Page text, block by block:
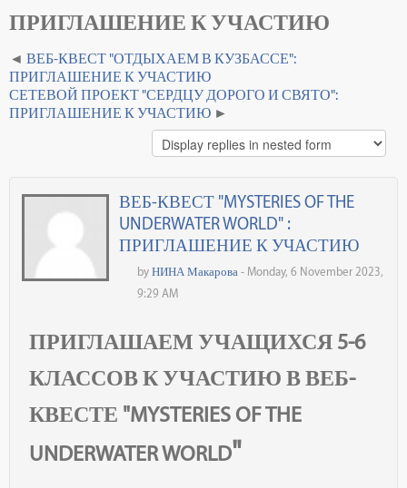
ПРИГЛАШЕНИЕ К УЧАСТИЮ
ВЕБ-КВЕСТ "ОТДЫХАЕМ В КУЗБАССЕ":
ПРИГЛАШЕНИЕ К УЧАСТИЮ
СЕТЕВОЙ ПРОЕКТ "СЕРДЦУ ДОРОГО И СВЯТО":
ПРИГЛАШЕНИЕ К УЧАСТИЮ
ВЕБ-КВЕСТ "MYSTERIES OF THE
UNDERWATER WORLD" :
ПРИГЛАШЕНИЕ К УЧАСТИЮ
by НИНА Макарова - Monday, 6 November 2023,
9:29 AM
ПРИГЛАШАЕМ УЧАЩИХСЯ 5-6
КЛАССОВ К УЧАСТИЮ В ВЕБ-
КВЕСТЕ "MYSTERIES OF THE
UNDERWATER WORLD"